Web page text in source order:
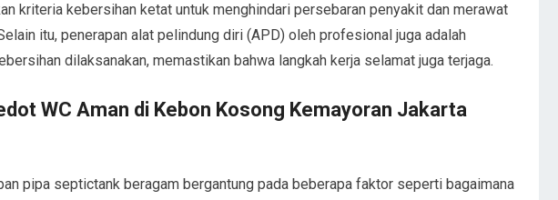
kriteria kebersihan ketat untuk menghindari persebaran penyakit dan merawat
itu, penerapan alat pelindung diri (APD) oleh profesional juga adalah
dilaksanakan, memastikan bahwa langkah kerja selamat juga terjaga.
WC Aman di Kebon Kosong Kemayoran Jakarta
pipa septictank beragam bergantung pada beberapa faktor seperti bagaimana